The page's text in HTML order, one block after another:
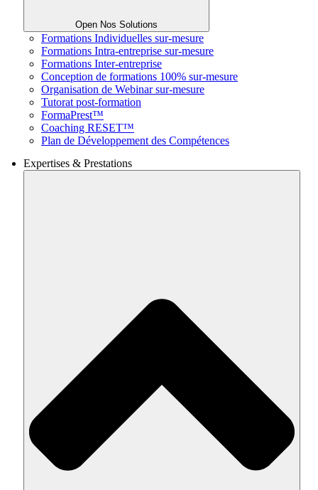
Open Nos Solutions
Formations Individuelles sur-mesure
Formations Intra-entreprise sur-mesure
Formations Inter-entreprise
Conception de formations 100% sur-mesure
Organisation de Webinar sur-mesure
Tutorat post-formation
FormaPrest™
Coaching RESET™
Plan de Développement des Compétences
Expertises & Prestations